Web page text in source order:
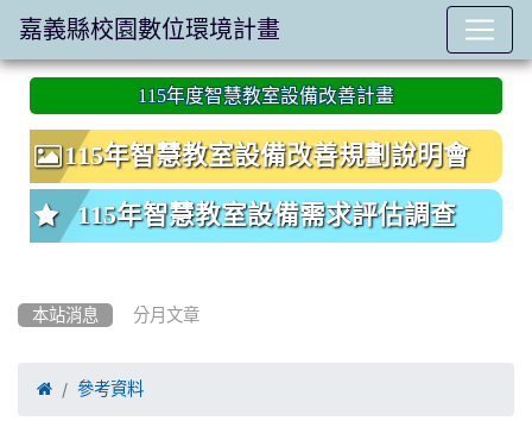
:::
115年度智慧教室設備改善計畫
115年智慧教室設備改善規劃說明會
115年智慧教室設備需求評估調查
本站消息 分月文章
 參考資料
嘉義縣校園數位環境計畫